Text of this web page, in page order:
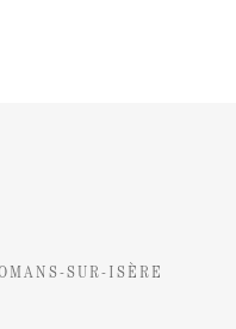
SUR-ISÈRE